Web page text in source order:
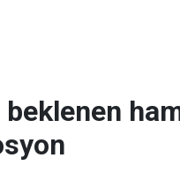
beklenen